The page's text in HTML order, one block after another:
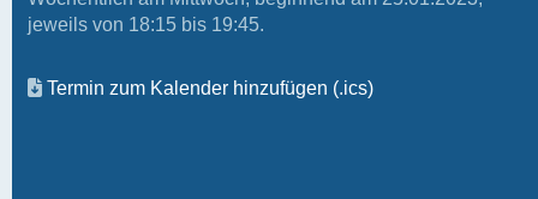
jeweils von 18:15 bis 19:45.
Termin zum Kalender hinzufügen (.ics)